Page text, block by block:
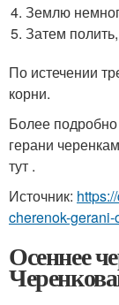
Землю
Затем
По истечении
корни.
Более
герани
тут .
Источник:
cherenok-
Осеннее